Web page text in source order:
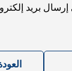
بريد